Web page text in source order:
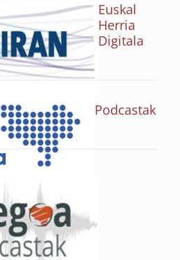
Euskal
Herria
Digitala
Podcastak